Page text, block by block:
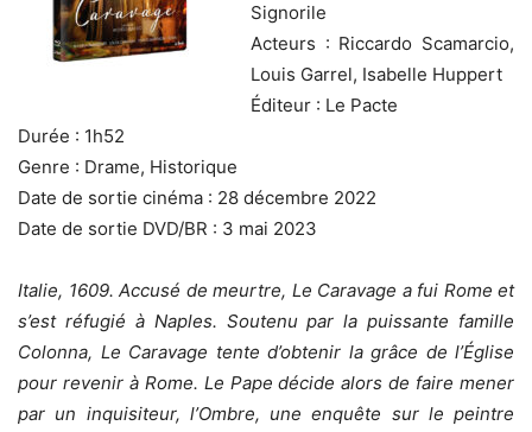
Signorile
Acteurs : Riccardo Scamarcio,
Louis Garrel, Isabelle Huppert
Éditeur : Le Pacte
Durée : 1h52
Genre : Drame, Historique
Date de sortie cinéma : 28 décembre 2022
Date de sortie DVD/BR : 3 mai 2023
Italie, 1609. Accusé de meurtre, Le Caravage a fui Rome et
s’est réfugié à Naples. Soutenu par la puissante famille
Colonna, Le Caravage tente d’obtenir la grâce de l’Église
pour revenir à Rome. Le Pape décide alors de faire mener
par un inquisiteur, l’Ombre, une enquête sur le peintre